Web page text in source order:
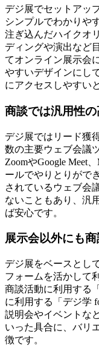
デジ展でセットアッ
シンプルでわかりや
注ぎ込んだハイクオ
ディングや演出など
てオンライン展示会
やすいデザインにし
にアクセスしやすい
商談では汎用性
デジ展ではリード獲
数の主要ウェブ会議
ZoomやGoogle Meet
ールでやりとりがで
されているウェブ会
ないこともあり、汎
ば安心です。
展示会以外にも
デジ展をベースとし
フォームを活かして
商談活動に利用する
に利用する「デジ学
説明会やイベントな
いった具合に、バリ
徴です。